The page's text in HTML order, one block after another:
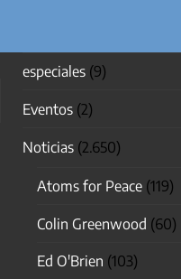
especiales(9)
Eventos(2)
Noticias(2.650)
Atoms for Peace(119)
Colin Greenwood (60)
Ed O'Brien (103)